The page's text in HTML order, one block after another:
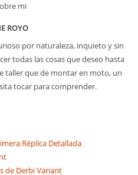
ROYO
por naturaleza, inquieto y sin
todas las cosas que deseo hasta
taller que de montar en moto, un
tocar para comprender.
Réplica Detallada
de Derbi Variant